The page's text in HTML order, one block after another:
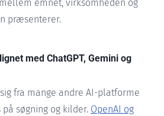
emnet, virksomheden og
præsenterer.
med ChatGPT, Gemini og
fra mange andre AI-platforme
søgning og kilder. OpenAI og